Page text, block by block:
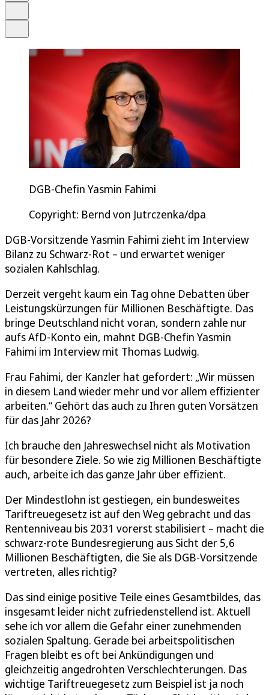
DGB-Chefin Yasmin Fahimi
Copyright: Bernd von Jutrczenka/dpa
DGB-Vorsitzende Yasmin Fahimi zieht im Interview
Bilanz zu Schwarz-Rot – und erwartet weniger
sozialen Kahlschlag.
Derzeit vergeht kaum ein Tag ohne Debatten über
Leistungskürzungen für Millionen Beschäftigte. Das
bringe Deutschland nicht voran, sondern zahle nur
aufs AfD-Konto ein, mahnt DGB-Chefin Yasmin
Fahimi im Interview mit Thomas Ludwig.
Frau Fahimi, der Kanzler hat gefordert: „Wir müssen
in diesem Land wieder mehr und vor allem effizienter
arbeiten.“ Gehört das auch zu Ihren guten Vorsätzen
für das Jahr 2026?
Ich brauche den Jahreswechsel nicht als Motivation
für besondere Ziele. So wie zig Millionen Beschäftigte
auch, arbeite ich das ganze Jahr über effizient.
Der Mindestlohn ist gestiegen, ein bundesweites
Tariftreuegesetz ist auf den Weg gebracht und das
Rentenniveau bis 2031 vorerst stabilisiert – macht die
schwarz-rote Bundesregierung aus Sicht der 5,6
Millionen Beschäftigten, die Sie als DGB-Vorsitzende
vertreten, alles richtig?
Das sind einige positive Teile eines Gesamtbildes, das
insgesamt leider nicht zufriedenstellend ist. Aktuell
sehe ich vor allem die Gefahr einer zunehmenden
sozialen Spaltung. Gerade bei arbeitspolitischen
Fragen bleibt es oft bei Ankündigungen und
gleichzeitig angedrohten Verschlechterungen. Das
wichtige Tariftreuegesetz zum Beispiel ist ja noch